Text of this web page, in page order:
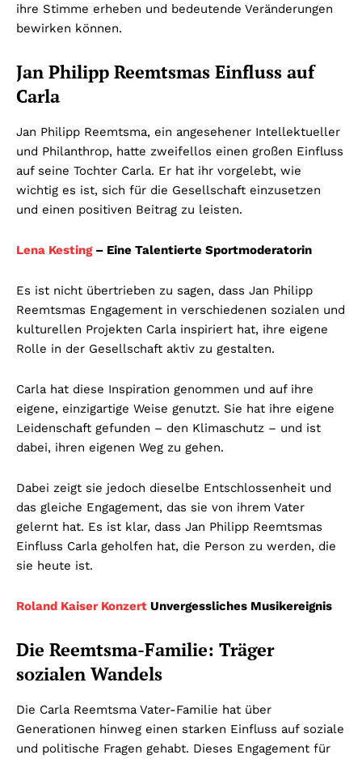
ihre Stimme erheben und bedeutende Veränderungen
bewirken können.
Jan Philipp Reemtsmas Einfluss auf
Carla
Jan Philipp Reemtsma, ein angesehener Intellektueller
und Philanthrop, hatte zweifellos einen großen Einfluss
auf seine Tochter Carla. Er hat ihr vorgelebt, wie
wichtig es ist, sich für die Gesellschaft einzusetzen
und einen positiven Beitrag zu leisten.
Lena Kesting– Eine Talentierte Sportmoderatorin
Es ist nicht übertrieben zu sagen, dass Jan Philipp
Reemtsmas Engagement in verschiedenen sozialen und
kulturellen Projekten Carla inspiriert hat, ihre eigene
Rolle in der Gesellschaft aktiv zu gestalten.
Carla hat diese Inspiration genommen und auf ihre
eigene, einzigartige Weise genutzt. Sie hat ihre eigene
Leidenschaft gefunden – den Klimaschutz – und ist
dabei, ihren eigenen Weg zu gehen.
Dabei zeigt sie jedoch dieselbe Entschlossenheit und
das gleiche Engagement, das sie von ihrem Vater
gelernt hat. Es ist klar, dass Jan Philipp Reemtsmas
Einfluss Carla geholfen hat, die Person zu werden, die
sie heute ist.
Roland Kaiser Konzert Unvergessliches Musikereignis
Die Reemtsma-Familie: Träger
sozialen Wandels
Die Carla Reemtsma Vater-Familie hat über
Generationen hinweg einen starken Einfluss auf soziale
und politische Fragen gehabt. Dieses Engagement für